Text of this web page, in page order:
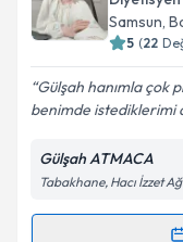
Kişisel
Metni'ni
kapsamda
Samsun,
5 (22
Gülşah hanımla çok
benimde istediklerimi
Gülşah ATMACA
Tabakhane, Hacı İzzet